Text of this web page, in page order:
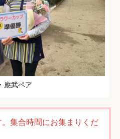
應武ペア
集合時間にお集まりくだ